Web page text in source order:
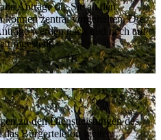
Anträge die Sie an den
können zentral vorgehalten. Die
werden nach und nach auf
umgestellt.
zu den Dienstleistungen des
Bürgertelefon weiter.